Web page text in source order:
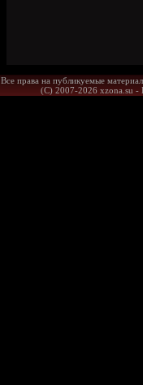
Все права на публикуемые
(С) 2007-2026 xzona.su -